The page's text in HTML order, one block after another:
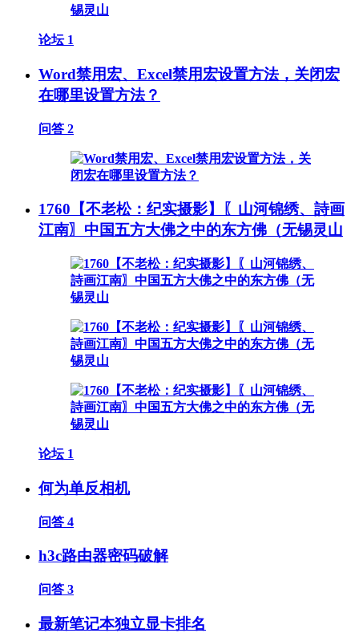
论坛 1
Word禁用宏、Excel禁用宏设置方法，关闭宏
在哪里设置方法？
问答 2
1760【不老松：纪实摄影】〖山河锦绣、詩画
江南〗中国五方大佛之中的东方佛（无锡灵山
论坛 1
何为单反相机
问答 4
h3c路由器密码破解
问答 3
最新笔记本独立显卡排名